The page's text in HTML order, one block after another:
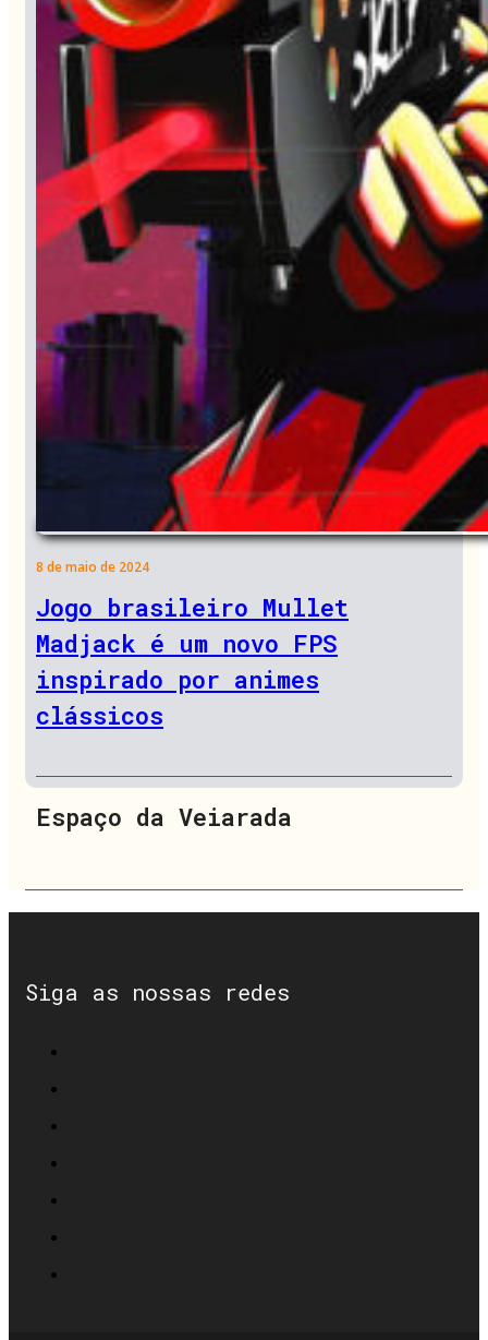
8 de maio de 2024
Jogo brasileiro Mullet
Madjack é um novo FPS
inspirado por animes
clássicos
Espaço da Veiarada
Siga as nossas redes